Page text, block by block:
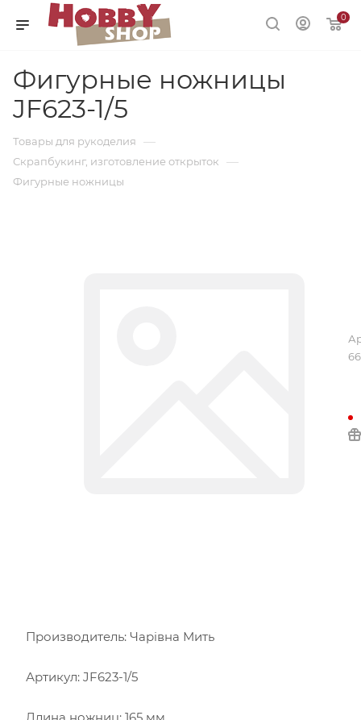
0
Фигурные ножницы
JF623-1/5
Товары для рукоделия —
Скрапбукинг, изготовление открыток —
Фигурные ножницы
Производитель: Чарiвна Мить
Артикул: JF623-1/5